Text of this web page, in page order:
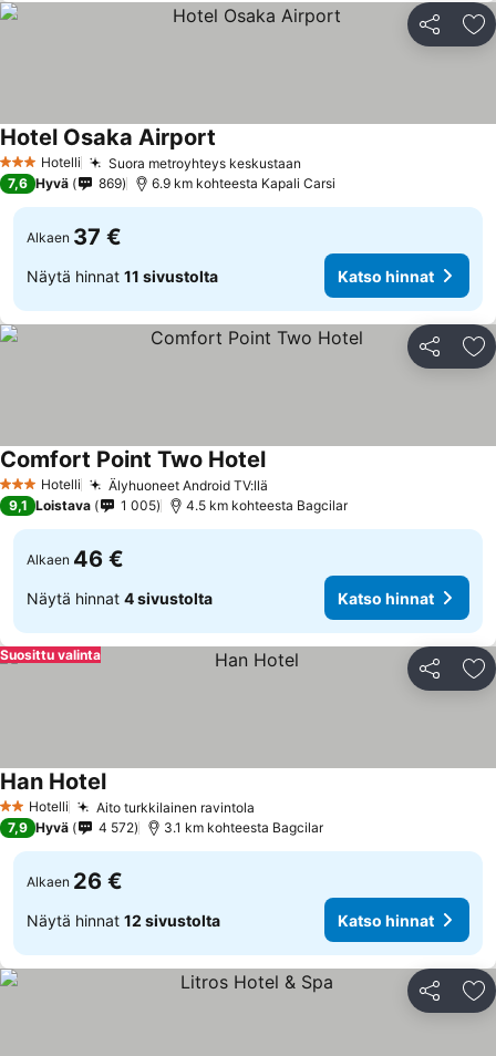
Jaa
3 Tähtiluokitus
Hotelli Suora metroyhteys keskustaan
Hotel Osaka Airport
7,6 Hyvä 869 6.9 km kohteesta Kapali Carsi
Alkaen 37 €
Näytä hinnat 11 sivustolta Katso hinnat
Jaa
3 Tähtiluokitus
Hotelli Älyhuoneet Android TV:llä
Comfort Point Two Hotel
9,1 Loistava 1 005 4.5 km kohteesta Bagcilar
Alkaen 46 €
Näytä hinnat 4 sivustolta Katso hinnat
Jaa
Suosittu valinta
2 Tähtiluokitus
Hotelli Aito turkkilainen ravintola
Han Hotel
7,9 Hyvä 4 572 3.1 km kohteesta Bagcilar
Alkaen 26 €
Näytä hinnat 12 sivustolta Katso hinnat
Jaa